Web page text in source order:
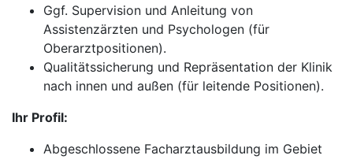
Ggf. Supervision und Anleitung von
Assistenzärzten und Psychologen (für
Oberarztpositionen).
Qualitätssicherung und Repräsentation der Klinik
nach innen und außen (für leitende Positionen).
Ihr Profil:
Abgeschlossene Facharztausbildung im Gebiet